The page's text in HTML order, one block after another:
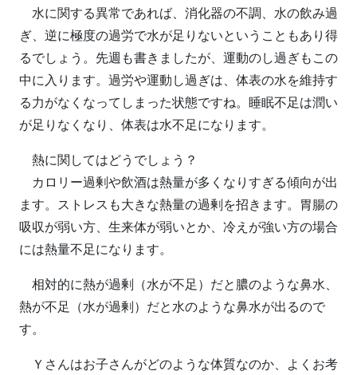
水に関する異常であれば、消化器の不調、水の飲み過
ぎ、逆に極度の過労で水が足りないということもあり得
るでしょう。先週も書きましたが、運動のし過ぎもこの
中に入ります。過労や運動し過ぎは、体表の水を維持す
る力がなくなってしまった状態ですね。睡眠不足は潤い
が足りなくなり、体表は水不足になります。
熱に関してはどうでしょう？
カロリー過剰や飲酒は熱量が多くなりすぎる傾向が出
ます。ストレスも大きな熱量の過剰を招きます。胃腸の
吸収が弱い方、生来体が弱いとか、冷えが強い方の場合
には熱量不足になります。
相対的に熱が過剰（水が不足）だと膿のような鼻水、
熱が不足（水が過剰）だと水のような鼻水が出るので
す。
Ｙさんはお子さんがどのような体質なのか、よくお考